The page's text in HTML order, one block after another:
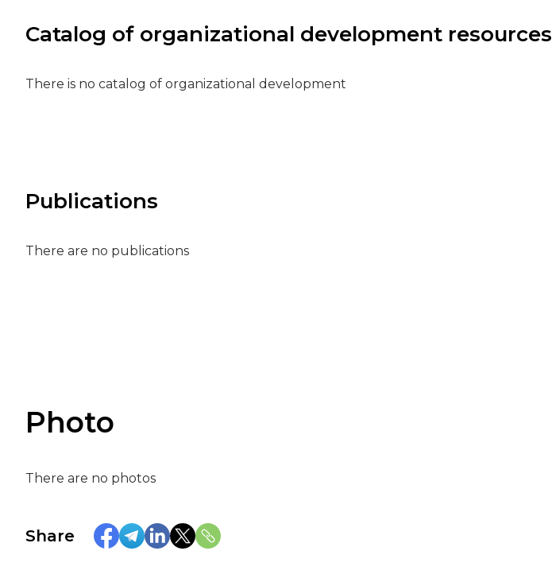
Catalog of organizational development resources
There is no catalog of organizational development
Publications
There are no publications
Photo
There are no photos
Share